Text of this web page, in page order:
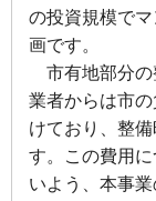
の投資規模で
画です。
市有地部分の
業者からは市
けており、整
す。
この費用
いよう、本事